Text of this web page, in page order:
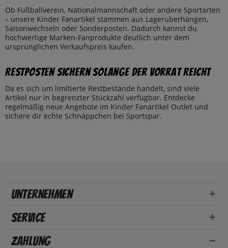
Ob Fußballverein, Nationalmannschaft oder andere Sportarten
– unsere Kinder Fanartikel stammen aus Lagerüberhängen,
Saisonwechseln oder Sonderposten. Dadurch kannst du
hochwertige Marken-Fanprodukte deutlich unter dem
ursprünglichen Verkaufspreis kaufen.
Restposten sichern solange der Vorrat reicht
Da es sich um limitierte Restbestände handelt, sind viele
Artikel nur in begrenzter Stückzahl verfügbar. Entdecke
regelmäßig neue Angebote im Kinder Fanartikel Outlet und
sichere dir echte Schnäppchen bei Sportspar.
Unternehmen
Service
Zahlung